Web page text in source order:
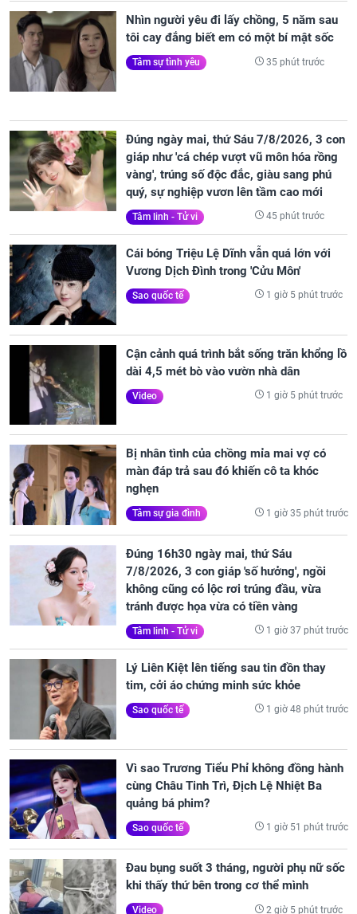
Nhìn người yêu đi lấy chồng, 5 năm sau
tôi cay đắng biết em có một bí mật sốc
Tâm sự tình yêu 35 phút trước
Đúng ngày mai, thứ Sáu 7/8/2026, 3 con
giáp như 'cá chép vượt vũ môn hóa rồng
vàng', trúng số độc đắc, giàu sang phú
quý, sự nghiệp vươn lên tầm cao mới
Tâm linh - Tử vi 45 phút trước
Cái bóng Triệu Lệ Dĩnh vẫn quá lớn với
Vương Dịch Đình trong 'Cửu Môn'
Sao quốc tế 1 giờ 5 phút trước
Cận cảnh quá trình bắt sống trăn khổng lồ
dài 4,5 mét bò vào vườn nhà dân
Video 1 giờ 5 phút trước
Bị nhân tình của chồng mỉa mai vợ có
màn đáp trả sau đó khiến cô ta khóc
nghẹn
Tâm sự gia đình 1 giờ 35 phút trước
Đúng 16h30 ngày mai, thứ Sáu
7/8/2026, 3 con giáp 'số hưởng', ngồi
không cũng có lộc rơi trúng đầu, vừa
tránh được họa vừa có tiền vàng
Tâm linh - Tử vi 1 giờ 37 phút trước
Lý Liên Kiệt lên tiếng sau tin đồn thay
tim, cởi áo chứng minh sức khỏe
Sao quốc tế 1 giờ 48 phút trước
Vì sao Trương Tiểu Phỉ không đồng hành
cùng Châu Tinh Trì, Địch Lệ Nhiệt Ba
quảng bá phim?
Sao quốc tế 1 giờ 51 phút trước
Đau bụng suốt 3 tháng, người phụ nữ sốc
khi thấy thứ bên trong cơ thể mình
Video 2 giờ 5 phút trước